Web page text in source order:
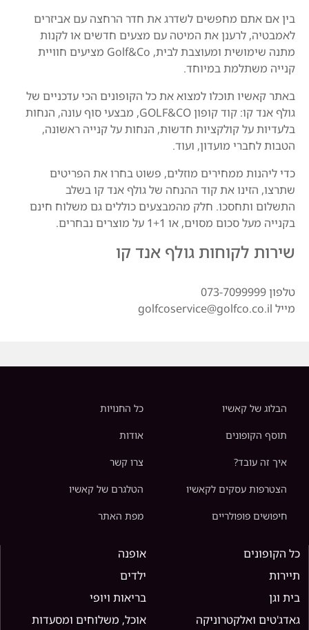
בין אם אתם מחפשים לשדרג את חדר הרחצה עם אביזרים
לאמבטיה, לרענן את המיטה עם מצעים חדשים או לקנות
מתנה שימושית ומעוצבת לבית, Golf&Co מציעים חוויית
קנייה משתלמת במיוחד.
באתר קאשיו תוכלו למצוא את כל הקופונים הכי עדכניים של
גולף אנד קו: קוד קופון GOLF&CO, מבצעי סוף עונה, הנחות
בלעדיות על קולקציות חדשות, הנחות על קנייה ראשונה,
הטבות לחברי מועדון, ועוד.
כדי ליהנות ממחירים מוזלים, פשוט בחרו את הפריטים
שתרצו, הזינו את קוד ההנחה של גולף אנד קו בשלב
התשלום ותחסכו. חלק מהמבצעים כוללים גם משלוח חינם
בקנייה מעל סכום מסוים, או 1+1 על מוצרים נבחרים.
שירות לקוחות גולף אנד קו
טלפון 073-7099999
מייל golfcoservice@golfco.co.il
הבלוג של קאשיו כל החנויות
תוסף הקופונים אודות
איך זה עובד? צרו קשר
הצטרפות עסקים לקאשיו הטלגרם של קאשיו
חיפושים פופולריים מפת האתר
כל הקופונים
אופנה
תיירות
ילדים
בית וגן
בריאות ויופי
גאדג'טים ואלקטרוניקה
אוכל, משלוחים ומסעדות